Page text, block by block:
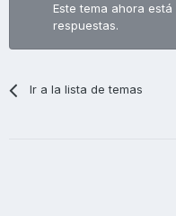
Este tema ahora
respuestas.
Ir a la lista de temas